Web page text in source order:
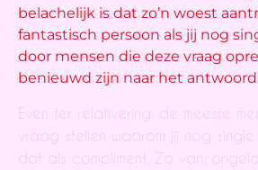
belachelijk is dat zo’n woest
fantastisch persoon als jij nog
door mensen die deze vraag
benieuwd zijn naar het
Even ter relativering: de meeste
vraag stellen waarom jij nog
dat als compliment. Zo van: